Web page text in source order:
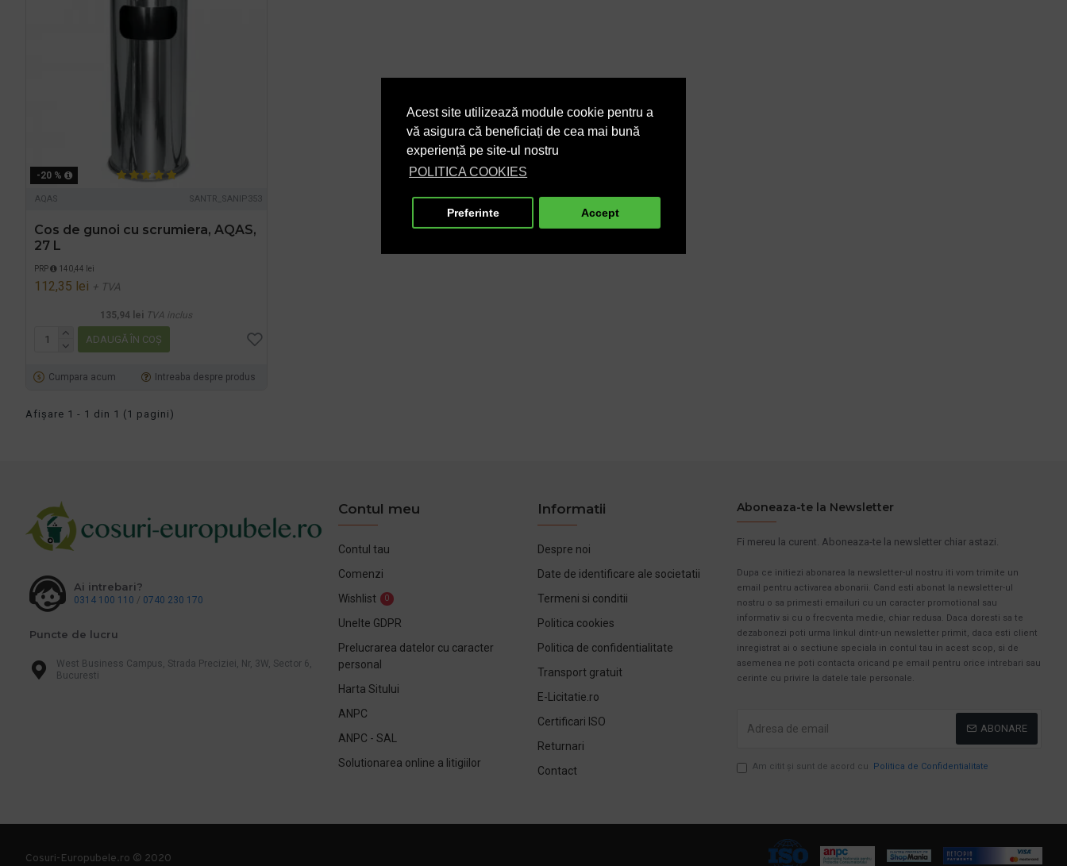
Acest site utilizează module cookie pentru a
vă asigura că beneficiați de cea mai bună
experiență pe site-ul nostru
POLITICA COOKIES
Preferinte Accept
-20 %
AQAS SANTR_SANIP353
Cos de gunoi cu scrumiera, AQAS,
27 L
PRP 140,44 lei
112,35 lei + TVA
135,94 lei TVA inclus
ADAUGĂ ÎN COŞ
Cumpara acum Intreaba despre produs
Afişare 1 - 1 din 1 (1 pagini)
Ai intrebari?
0314 100 110 / 0740 230 170
Puncte de lucru
West Business Campus, Strada Preciziei, Nr, 3W, Sector 6,
Bucuresti
Contul meu
Contul tau
Comenzi
Wishlist
0
Unelte GDPR
Prelucrarea datelor cu caracter
personal
Harta Sitului
ANPC
ANPC - SAL
Solutionarea online a litigiilor
Informatii
Despre noi
Date de identificare ale societatii
Termeni si conditii
Politica cookies
Politica de confidentialitate
Transport gratuit
E-Licitatie.ro
Certificari ISO
Returnari
Contact
Aboneaza-te la Newsletter
Fi mereu la curent. Aboneaza-te la newsletter chiar astazi.
Dupa ce initiezi abonarea la newsletter-ul nostru iti vom trimite un
email pentru activarea abonarii. Cand esti abonat la newsletter-ul
nostru o sa primesti emailuri cu un caracter promotional sau
informativ si cu o frecventa medie, chiar redusa. Daca doresti sa te
dezabonezi poti urma linkul dintr-un newsletter primit, daca esti client
inregistrat ai o sectiune speciala in contul tau in acest scop, si de
asemenea ne poti contacta oricand pe email pentru orice intrebari sau
cerinte cu privire la datele tale personale.
ABONARE
Am citit şi sunt de acord cu Politica de Confidentialitate
Cosuri-Europubele.ro © 2020